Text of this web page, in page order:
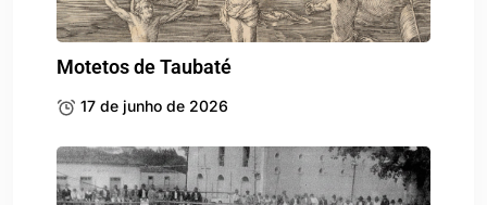
Motetos de Taubaté
17 de junho de 2026